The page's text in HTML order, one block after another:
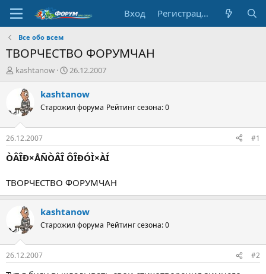
Вход Регистрация
Все обо всем
ТВОРЧЕСТВО ФОРУМЧАН
А
р
т
е
м
ы
kashtanow
Д
т
н
а
л
26.12.2007
kashtanow
Старожил форума Рейтинг сезона: 0
26.12.2007 #1
ÒÂÎÐ×ÅÑÒÂÎ ÔÎÐÓÌ×ÀÍ
ТВОРЧЕСТВО ФОРУМЧАН
kashtanow
Старожил форума Рейтинг сезона: 0
26.12.2007 #2